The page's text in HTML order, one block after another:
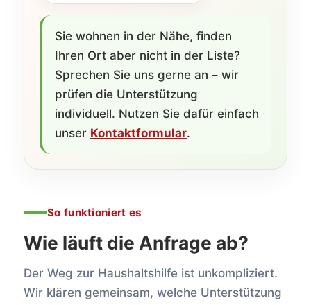
Sie wohnen in der Nähe, finden
Ihren Ort aber nicht in der Liste?
Sprechen Sie uns gerne an – wir
prüfen die Unterstützung
individuell. Nutzen Sie dafür einfach
unser Kontaktformular.
So funktioniert es
Wie läuft die Anfrage ab?
Der Weg zur Haushaltshilfe ist unkompliziert.
Wir klären gemeinsam, welche Unterstützung